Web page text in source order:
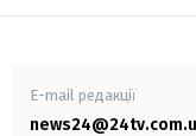
E-mail редакції